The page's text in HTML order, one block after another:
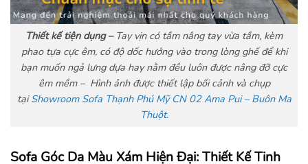
Thiết kế tiện dụng – Tay vịn có tầm nâng tay vừa tầm, kèm
phao tựa cực êm, có độ dốc hướng vào trong lòng ghế để khi
bạn muốn ngả lưng dựa hay nằm đều luôn được nâng đỡ cực
êm mềm – Hình ảnh được thiết lập bối cảnh và chụp
tạiShowroom Sofa Thạnh Phú Mỹ CN 02 Ama Pui – Buôn Ma
Thuột.
Sofa Góc Da Màu Xám Hiện Đại: Thiết Kế Tinh